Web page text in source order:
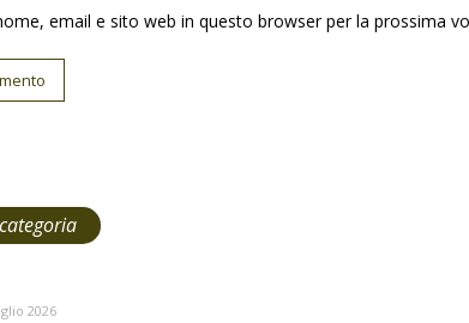
email e sito web in questo browser per la prossima
2026